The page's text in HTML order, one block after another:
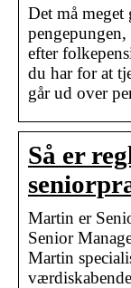
Det må meget
efter
du har for at
går ud over
Så er
Martin er
Senior
Martin